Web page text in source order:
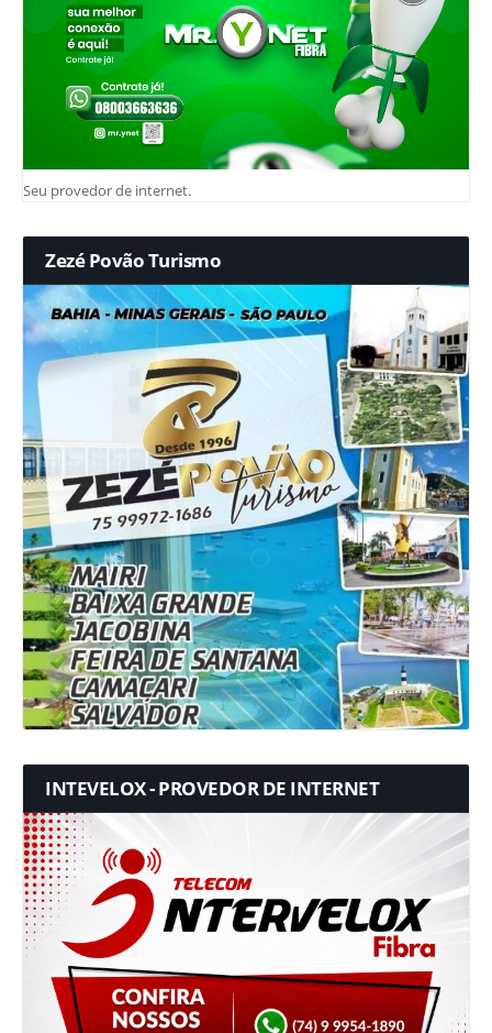
Seu provedor de internet.
Zezé Povão Turismo
INTEVELOX - PROVEDOR DE INTERNET